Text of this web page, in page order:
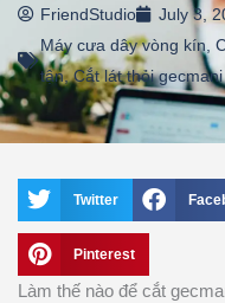
FriendStudio
July 3,
Máy cưa dây vòng kín
tận,Cắt lát thỏi gecmani
Twitter
Pinterest
Làm thế nào để cắt